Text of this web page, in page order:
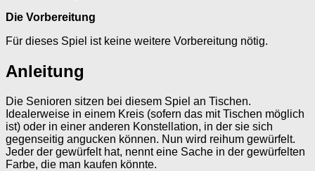
Die Vorbereitung
Für dieses Spiel ist keine weitere Vorbereitung nötig.
Anleitung
Die Senioren sitzen bei diesem Spiel an Tischen.
Idealerweise in einem Kreis (sofern das mit Tischen möglich
ist) oder in einer anderen Konstellation, in der sie sich
gegenseitig angucken können. Nun wird reihum gewürfelt.
Jeder der gewürfelt hat, nennt eine Sache in der gewürfelten
Farbe, die man kaufen könnte.